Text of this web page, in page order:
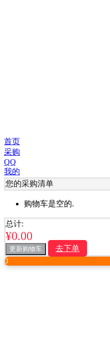
首页
采购
QQ
我的
您的采购清单
购物车是空的.
总计:
¥0.00
更新购物车
去下单
0